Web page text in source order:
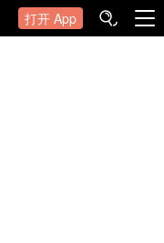
打开 App